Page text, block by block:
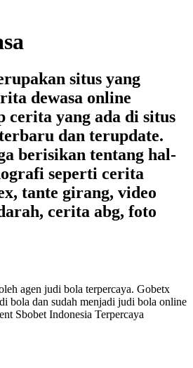
situs yang
dewasa online
cerita yang ada di situs
dan terupdate.
berisikan tentang hal-
seperti cerita
tante girang, video
cerita abg, foto
agen judi bola terpercaya. Gobetx
bola dan sudah menjadi judi bola online
Sbobet Indonesia Terpercaya